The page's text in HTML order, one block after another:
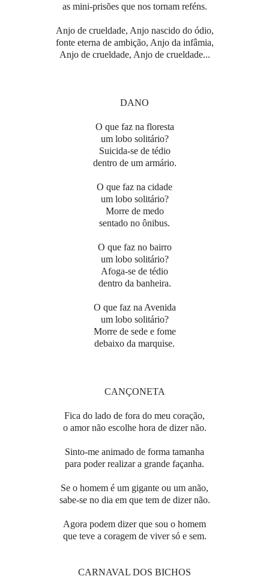
as mini-prisões que nos tornam reféns.
Anjo de crueldade, Anjo nascido do ódio,
fonte eterna de ambição, Anjo da infâmia,
Anjo de crueldade, Anjo de crueldade...
DANO
O que faz na floresta
um lobo solitário?
Suicida-se de tédio
dentro de um armário.
O que faz na cidade
um lobo solitário?
Morre de medo
sentado no ônibus.
O que faz no bairro
um lobo solitário?
Afoga-se de tédio
dentro da banheira.
O que faz na Avenida
um lobo solitário?
Morre de sede e fome
debaixo da marquise.
CANÇONETA
Fica do lado de fora do meu coração,
o amor não escolhe hora de dizer não.
Sinto-me animado de forma tamanha
para poder realizar a grande façanha.
Se o homem é um gigante ou um anão,
sabe-se no dia em que tem de dizer não.
Agora podem dizer que sou o homem
que teve a coragem de viver só e sem.
CARNAVAL DOS BICHOS